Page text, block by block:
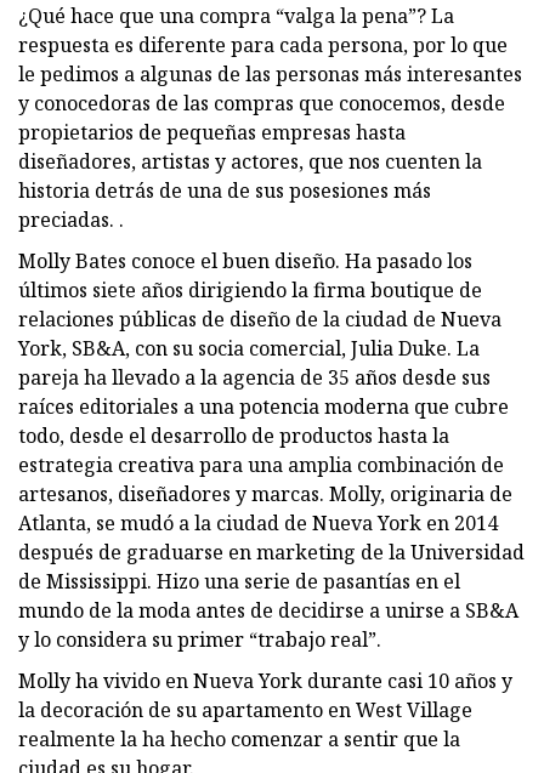
¿Qué hace que una compra “valga la pena”? La
respuesta es diferente para cada persona, por lo que
le pedimos a algunas de las personas más interesantes
y conocedoras de las compras que conocemos, desde
propietarios de pequeñas empresas hasta
diseñadores, artistas y actores, que nos cuenten la
historia detrás de una de sus posesiones más
preciadas. .
Molly Bates conoce el buen diseño. Ha pasado los
últimos siete años dirigiendo la firma boutique de
relaciones públicas de diseño de la ciudad de Nueva
York, SB&A, con su socia comercial, Julia Duke. La
pareja ha llevado a la agencia de 35 años desde sus
raíces editoriales a una potencia moderna que cubre
todo, desde el desarrollo de productos hasta la
estrategia creativa para una amplia combinación de
artesanos, diseñadores y marcas. Molly, originaria de
Atlanta, se mudó a la ciudad de Nueva York en 2014
después de graduarse en marketing de la Universidad
de Mississippi. Hizo una serie de pasantías en el
mundo de la moda antes de decidirse a unirse a SB&A
y lo considera su primer “trabajo real”.
Molly ha vivido en Nueva York durante casi 10 años y
la decoración de su apartamento en West Village
realmente la ha hecho comenzar a sentir que la